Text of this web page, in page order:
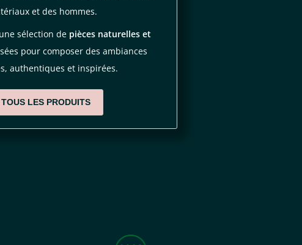
et des hommes.
sélection de pièces naturelles et
pour composer des ambiances
authentiques et inspirées.
LES PRODUITS